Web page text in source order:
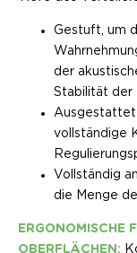
Gestuft, um
der
Stabilität der
Ausgestattet
vollständige
Vollständig
die Menge
ERGONOMISCHE
OBERFLÄCHEN: